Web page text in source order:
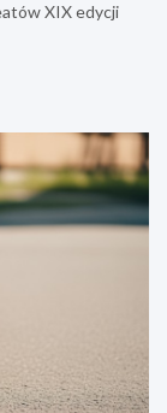
XIX edycji